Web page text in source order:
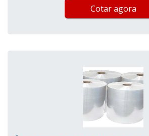
Cotar agora